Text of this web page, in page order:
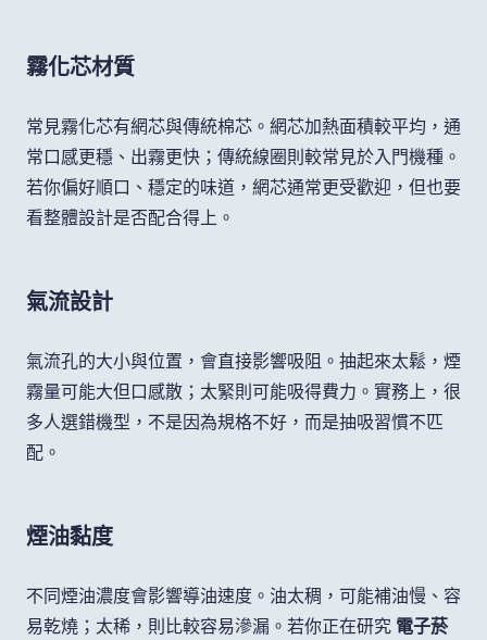
霧化芯材質
常見霧化芯有網芯與傳統棉芯。網芯加熱面積較平均，通
常口感更穩、出霧更快；傳統線圈則較常見於入門機種。
若你偏好順口、穩定的味道，網芯通常更受歡迎，但也要
看整體設計是否配合得上。
氣流設計
氣流孔的大小與位置，會直接影響吸阻。抽起來太鬆，煙
霧量可能大但口感散；太緊則可能吸得費力。實務上，很
多人選錯機型，不是因為規格不好，而是抽吸習慣不匹
配。
煙油黏度
不同煙油濃度會影響導油速度。油太稠，可能補油慢、容
易乾燒；太稀，則比較容易滲漏。若你正在研究 電子菸